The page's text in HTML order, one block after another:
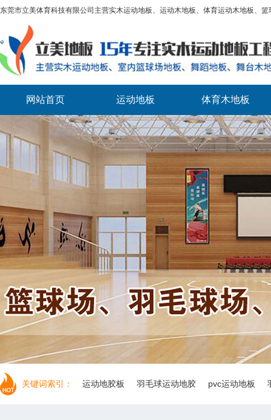
东莞市立美体育科技有限公司主营实木运动地板、运动木地板、体育运动木地板、
网站首页 运动地板 体育木地板
关键词索引：
木地板 运动地胶板 羽毛球运动地胶 pvc运动地板 羽毛球木